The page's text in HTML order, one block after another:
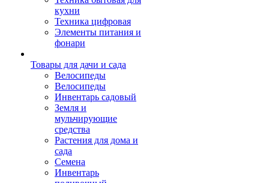
кухни
Техника цифровая
Элементы питания и
фонари
Товары для дачи и сада
Велосипеды
Велосипеды
Инвентарь садовый
Земля и
мульчирующие
средства
Растения для дома и
сада
Семена
Инвентарь